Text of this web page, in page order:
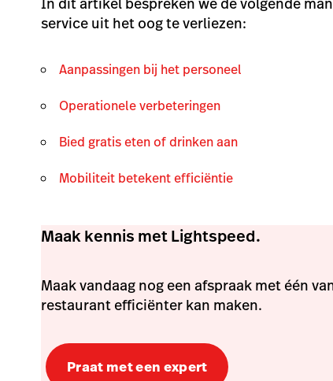
service uit het oog te verliezen:
Aanpassingen bij het personeel
Operationeleverbeteringen
Bied gratis eten of drinken aan
Mobiliteit betekent efficiëntie
Maak kennis met Lightspeed.
Maak vandaag nog een afspraak met één
restaurant efficiënter kan maken.
Praat met een expert